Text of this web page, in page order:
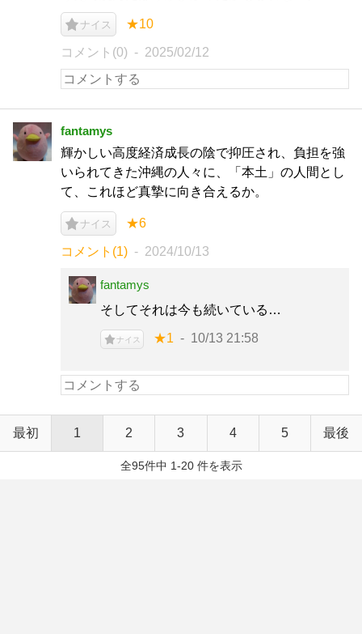
ナイス ★10
コメント(0) 2025/02/12
fantamys
輝かしい高度経済成長の陰で抑圧され、負担を強
いられてきた沖縄の人々に、「本土」の人間とし
て、これほど真摯に向き合えるか。
ナイス ★6
コメント(1) 2024/10/13
fantamys
そしてそれは今も続いている…
ナイス ★1 10/13 21:58
最初 1 2 3 4 5 最後
全95件中 1-20 件を表示